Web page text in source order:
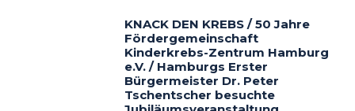
KNACK DEN KREBS / 50 Jahre
Fördergemeinschaft
Kinderkrebs-Zentrum Hamburg
e.V. / Hamburgs Erster
Bürgermeister Dr. Peter
Tschentscher besuchte